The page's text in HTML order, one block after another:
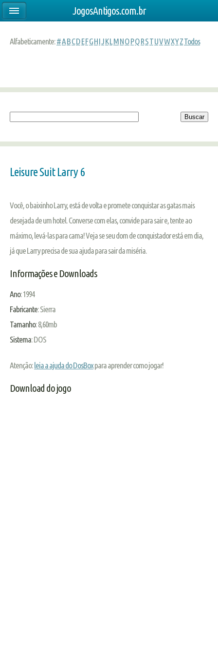
Alfabeticamente:#ABCDEFGHIJKLMNOPQRSTUVWXYZTodos
Leisure Suit Larry 6
Você, o baixinho Larry, está de volta e promete conquistar as gatas mais
desejada de um hotel. Converse com elas, convide para sair e, tente ao
máximo, levá-las para cama! Veja se seu dom de conquistador está em dia,
já que Larry precisa de sua ajuda para sair da miséria.
Informações e Downloads
Ano: 1994
Fabricante: Sierra
Tamanho: 8,60mb
Sistema: DOS
Atenção:leia a ajuda do DosBoxpara aprender como jogar!
Download do jogo
JogosAntigos.com.br